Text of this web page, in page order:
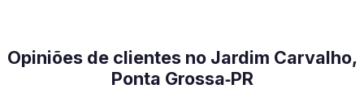
Opiniões de clientes no Jardim Carvalho,
Ponta Grossa‑PR